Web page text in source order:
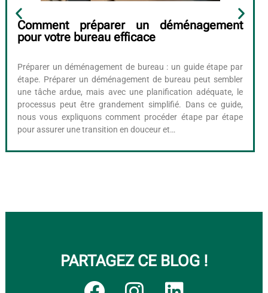
Comment préparer un déménagement
pour votre bureau efficace
Préparer un déménagement de bureau : un guide étape par
étape. Préparer un déménagement de bureau peut sembler
une tâche ardue, mais avec une planification adéquate, le
processus peut être grandement simplifié. Dans ce guide,
nous vous expliquons comment procéder étape par étape
pour assurer une transition en douceur et…
PARTAGEZ CE BLOG !